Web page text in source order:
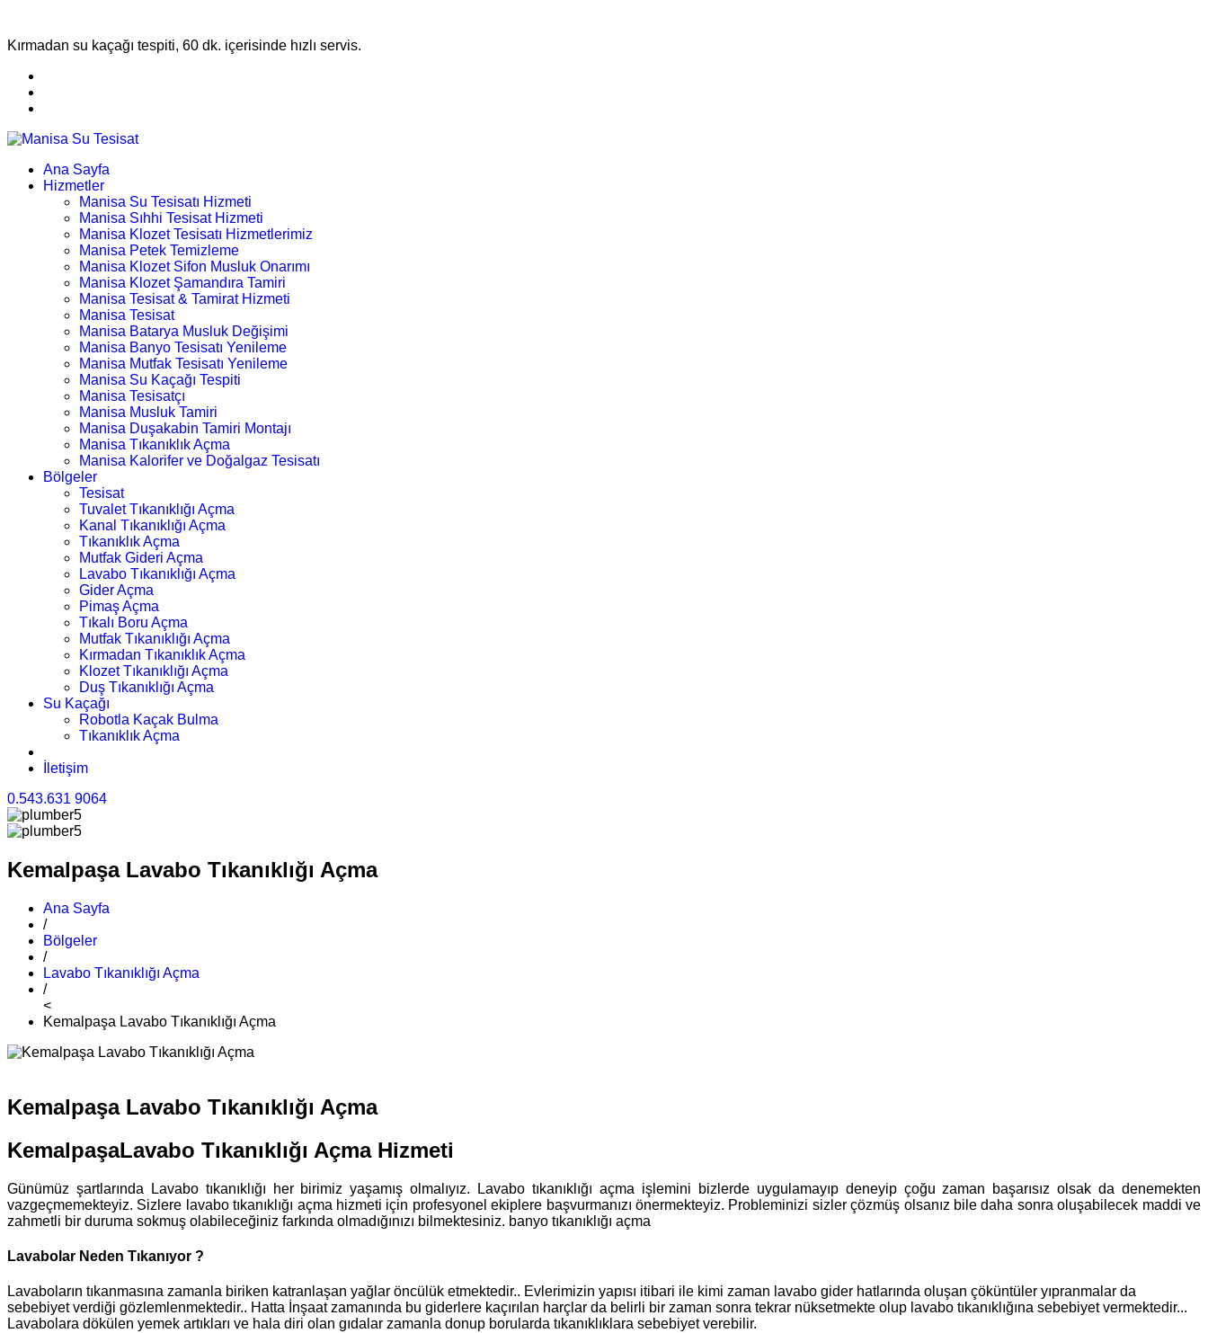
Kırmadan su kaçağı tespiti, 60 dk. içerisinde hızlı servis.
Ana Sayfa
Hizmetler
Manisa Su Tesisatı Hizmeti
Manisa Sıhhi Tesisat Hizmeti
Manisa Klozet Tesisatı Hizmetlerimiz
Manisa Petek Temizleme
Manisa Klozet Sifon Musluk Onarımı
Manisa Klozet Şamandıra Tamiri
Manisa Tesisat & Tamirat Hizmeti
Manisa Tesisat
Manisa Batarya Musluk Değişimi
Manisa Banyo Tesisatı Yenileme
Manisa Mutfak Tesisatı Yenileme
Manisa Su Kaçağı Tespiti
Manisa Tesisatçı
Manisa Musluk Tamiri
Manisa Duşakabin Tamiri Montajı
Manisa Tıkanıklık Açma
Manisa Kalorifer ve Doğalgaz Tesisatı
Bölgeler
Tesisat
Tuvalet Tıkanıklığı Açma
Kanal Tıkanıklığı Açma
Tıkanıklık Açma
Mutfak Gideri Açma
Lavabo Tıkanıklığı Açma
Gider Açma
Pimaş Açma
Tıkalı Boru Açma
Mutfak Tıkanıklığı Açma
Kırmadan Tıkanıklık Açma
Klozet Tıkanıklığı Açma
Duş Tıkanıklığı Açma
Su Kaçağı
Robotla Kaçak Bulma
Tıkanıklık Açma
İletişim
0.543.631 9064
Kemalpaşa Lavabo Tıkanıklığı Açma
Ana Sayfa
/
Bölgeler
/
Lavabo Tıkanıklığı Açma
/
<
Kemalpaşa Lavabo Tıkanıklığı Açma
Kemalpaşa Lavabo Tıkanıklığı Açma
KemalpaşaLavabo Tıkanıklığı Açma Hizmeti
Günümüz şartlarında Lavabo tıkanıklığı her birimiz yaşamış olmalıyız. Lavabo tıkanıklığı açma işlemini bizlerde uygulamayıp deneyip çoğu zaman başarısız olsak da denemekten
vazgeçmemekteyiz. Sizlere lavabo tıkanıklığı açma hizmeti için profesyonel ekiplere başvurmanızı önermekteyiz. Probleminizi sizler çözmüş olsanız bile daha sonra oluşabilecek maddi ve
zahmetli bir duruma sokmuş olabileceğiniz farkında olmadığınızı bilmektesiniz. banyo tıkanıklığı açma
Lavabolar Neden Tıkanıyor ?
Lavaboların tıkanmasına zamanla biriken katranlaşan yağlar öncülük etmektedir.. Evlerimizin yapısı itibari ile kimi zaman lavabo gider hatlarında oluşan çöküntüler yıpranmalar da
sebebiyet verdiği gözlemlenmektedir.. Hatta İnşaat zamanında bu giderlere kaçırılan harçlar da belirli bir zaman sonra tekrar nüksetmekte olup lavabo tıkanıklığına sebebiyet vermektedir...
Lavabolara dökülen yemek artıkları ve hala diri olan gıdalar zamanla donup borularda tıkanıklıklara sebebiyet verebilir.